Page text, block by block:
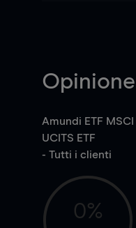
Amundi ETF MSCI
UCITS ETF
- Tutti i clienti
0%